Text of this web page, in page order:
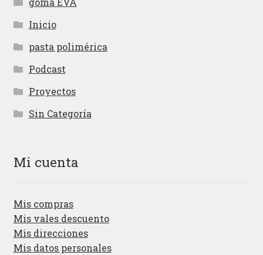
Inicio
pasta polimérica
Podcast
Proyectos
Sin Categoría
Mi cuenta
Mis compras
Mis vales descuento
Mis direcciones
Mis datos personales